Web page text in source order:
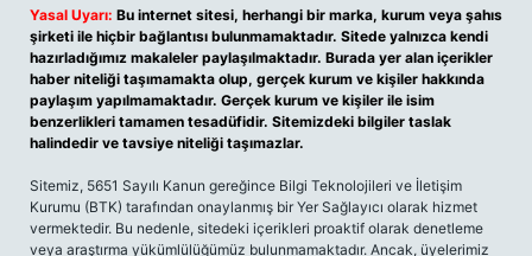
Yasal Uyarı: Bu internet sitesi, herhangi bir marka, kurum veya şahıs
şirketi ile hiçbir bağlantısı bulunmamaktadır. Sitede yalnızca kendi
hazırladığımız makaleler paylaşılmaktadır. Burada yer alan içerikler
haber niteliği taşımamakta olup, gerçek kurum ve kişiler hakkında
paylaşım yapılmamaktadır. Gerçek kurum ve kişiler ile isim
benzerlikleri tamamen tesadüfidir. Sitemizdeki bilgiler taslak
halindedir ve tavsiye niteliği taşımazlar.
Sitemiz, 5651 Sayılı Kanun gereğince Bilgi Teknolojileri ve İletişim
Kurumu (BTK) tarafından onaylanmış bir Yer Sağlayıcı olarak hizmet
vermektedir. Bu nedenle, sitedeki içerikleri proaktif olarak denetleme
veya araştırma yükümlülüğümüz bulunmamaktadır. Ancak, üyelerimiz